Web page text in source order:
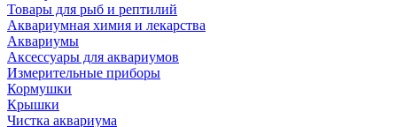
Товары для рыб и рептилий
Аквариумная химия и лекарства
Аквариумы
Аксессуары для аквариумов
Измерительные приборы
Кормушки
Крышки
Чистка аквариума